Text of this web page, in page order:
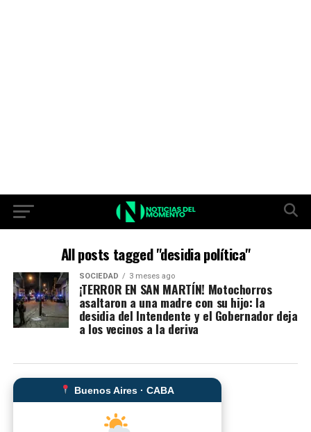
All posts tagged "desidia política"
SOCIEDAD 3 meses ago
¡TERROR EN SAN MARTÍN! Motochorros
asaltaron a una madre con su hijo: la
desidia del Intendente y el Gobernador deja
a los vecinos a la deriva
Buenos Aires · CABA